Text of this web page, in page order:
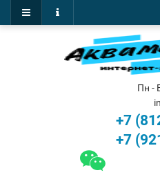
Пн -
+7
+7